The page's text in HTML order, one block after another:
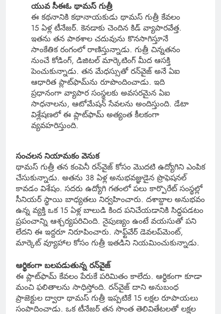
యువ సీఈఓ థామస్ గుత్రీ
ఈ కథనానికి కథానాయకుడు థామస్ గుత్రీ కేవలం
15 ఏళ్ల టీనేజర్. కెనడాకు చెందిన కిడ్ వ్యాపారవేత్త.
ఇతను తన పాఠశాల చదువును కొనసాగిస్తూనే
సాంకేతిక రంగంలో రాణిస్తున్నాడు. గుత్రీ చిన్నతనం
నుంచే కోడింగ్, డిజిటల్ మార్కెటింగ్ మీద ఆసక్తి
పెంచుకున్నాడు. తన మేధస్సుతో రన్‌వైజ్ అనే ఏఐ
ఆధారిత ప్లాట్‌ఫామ్‌ను రూపొందించాడు. ఇది
ప్రధానంగా వ్యాపార సంస్థలకు అవసరమైన ఏఐ
సాధనాలను, ఆటోమేషన్ సేవలను అందిస్తుంది. డేటా
విశ్లేషణలో ఈ ప్లాట్‌ఫామ్ అత్యంత కీలకంగా
వ్యవహరిస్తుంది.
సంచలన నియామకం వెనుక
థామస్ గుత్రీ తన కంపెనీ రన్‌వైజ్ కోసం మొదటి ఉద్యోగిని ఎంపిక
చేసుకున్నాడు. అతను 38 ఏళ్ల అనుభవజ్ఞుడైన ప్రొఫెషనల్
కావడం విశేషం. సదరు ఉద్యోగి గతంలో పలు కార్పొరేట్ సంస్థల్లో
సీనియర్ స్థాయి బాధ్యతలు నిర్వహించారు. దశాబ్దాల అనుభవం
ఉన్న వ్యక్తి ఒక 15 ఏళ్ల బాలుడి కింద పనిచేయడానికి సిద్ధపడటం
ప్రపంచాన్ని ఆశ్చర్యపరిచింది. నైపుణ్యం ఉంటే వయసుతో పని
లేదని ఈ ఇద్దరూ నిరూపించారు. సాఫ్ట్‌వేర్ డెవలప్‌మెంట్,
మార్కెట్ వ్యూహాల కోసం గుత్రీ ఇతడిని నియమించుకున్నాడు.
ఆర్థికంగా బలపడుతున్న రన్‌వైజ్
ఈ ప్లాట్‌ఫామ్ కేవలం పేరుకే పరిమితం కాలేదు. ఆర్థికంగా కూడా
మంచి ఫలితాలను సాధిస్తోంది. రన్‌వైజ్ దాని అనుబంధ
ప్రాజెక్టుల ద్వారా థామస్ గుత్రీ ఇప్పటికే 15 లక్షల రూపాయలు
సంపాదించాడు. ఒక టీనేజర్ తన సొంత తెలివితేటలతో లక్షల